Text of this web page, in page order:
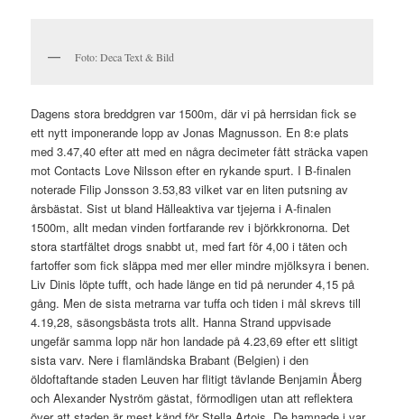
Foto: Deca Text & Bild
Dagens stora breddgren var 1500m, där vi på herrsidan fick se
ett nytt imponerande lopp av Jonas Magnusson. En 8:e plats
med 3.47,40 efter att med en några decimeter fått sträcka vapen
mot Contacts Love Nilsson efter en rykande spurt. I B-finalen
noterade Filip Jonsson 3.53,83 vilket var en liten putsning av
årsbästat. Sist ut bland Hälleaktiva var tjejerna i A-finalen
1500m, allt medan vinden fortfarande rev i björkkronorna. Det
stora startfältet drogs snabbt ut, med fart för 4,00 i täten och
fartoffer som fick släppa med mer eller mindre mjölksyra i benen.
Liv Dinis löpte tufft, och hade länge en tid på nerunder 4,15 på
gång. Men de sista metrarna var tuffa och tiden i mål skrevs till
4.19,28, säsongsbästa trots allt. Hanna Strand uppvisade
ungefär samma lopp när hon landade på 4.23,69 efter ett slitigt
sista varv. Nere i flamländska Brabant (Belgien) i den
öldoftaftande staden Leuven har flitigt tävlande Benjamin Åberg
och Alexander Nyström gästat, förmodligen utan att reflektera